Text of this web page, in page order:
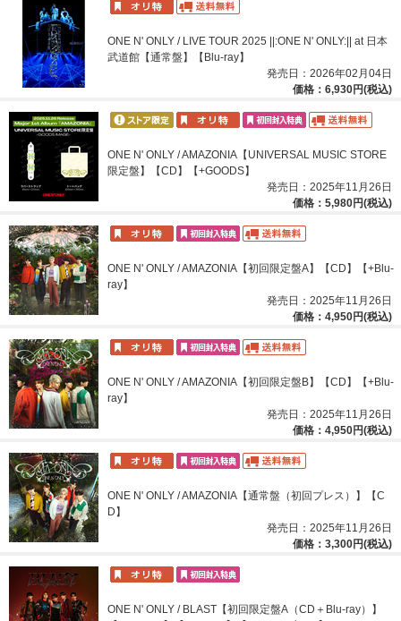
ONE N' ONLY / LIVE TOUR 2025 ||:ONE N' ONLY:|| at 日本
武道館【通常盤】【Blu-ray】
発売日：2026年02月04日
価格：6,930円(税込)
ONE N' ONLY / AMAZONIA【UNIVERSAL MUSIC STORE
限定盤】【CD】【+GOODS】
発売日：2025年11月26日
価格：5,980円(税込)
ONE N' ONLY / AMAZONIA【初回限定盤A】【CD】【+Blu-
ray】
発売日：2025年11月26日
価格：4,950円(税込)
ONE N' ONLY / AMAZONIA【初回限定盤B】【CD】【+Blu-
ray】
発売日：2025年11月26日
価格：4,950円(税込)
ONE N' ONLY / AMAZONIA【通常盤（初回プレス）】【C
D】
発売日：2025年11月26日
価格：3,300円(税込)
ONE N' ONLY / BLAST【初回限定盤A（CD＋Blu-ray）】